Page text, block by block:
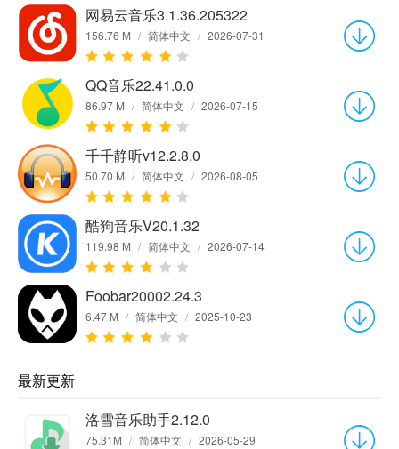
网易云音乐3.1.36.205322
156.76 M / 简体中文 / 2026-07-31
QQ音乐22.41.0.0
86.97 M / 简体中文 / 2026-07-15
千千静听v12.2.8.0
50.70 M / 简体中文 / 2026-08-05
酷狗音乐V20.1.32
119.98 M / 简体中文 / 2026-07-14
Foobar20002.24.3
6.47 M / 简体中文 / 2025-10-23
最新更新
洛雪音乐助手2.12.0
75.31M / 简体中文 / 2026-05-29